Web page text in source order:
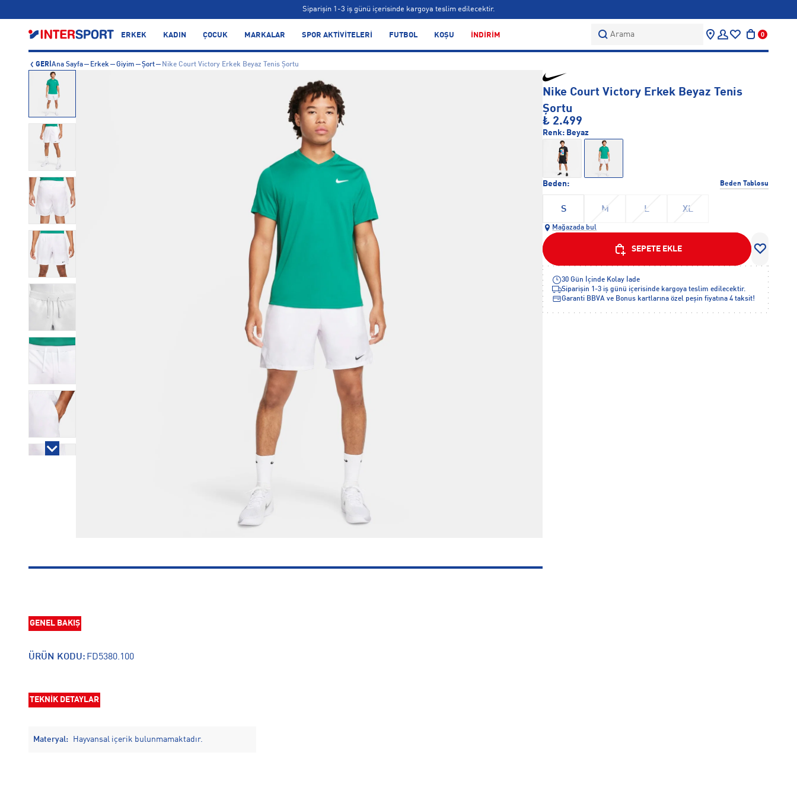
Siparişin 1-3 iş günü içerisinde kargoya teslim edilecektir.
Siparişin 1-3 iş günü içerisinde kargoya teslim edilecektir.
Bonus kartlara özel vade farksız taksit seçenekleri!
ERKEK KADIN ÇOCUK MARKALAR SPOR AKTİVİTELERİ FUTBOL KOŞU İNDİRİM Arama 0
GERİ Ana Sayfa Erkek Giyim Şort Nike Court Victory Erkek Beyaz Tenis Şortu
GENEL BAKIŞ
ÜRÜN KODU: FD5380.100
TEKNİK DETAYLAR
Materyal: Hayvansal içerik bulunmamaktadır.
Nike Court Victory Erkek Beyaz Tenis
Şortu
₺ 2.499
Beden: Beden Tablosu
S M L XL
Renk: Beyaz
Mağazada bul
SEPETE EKLE
30 Gün İçinde Kolay İade
Siparişin 1-3 iş günü içerisinde kargoya teslim edilecektir.
Garanti BBVA ve Bonus kartlarına özel peşin fiyatına 4 taksit!